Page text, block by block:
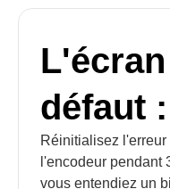
défaut
Réinitialisez
l'encodeur pendant
vous entendiez un